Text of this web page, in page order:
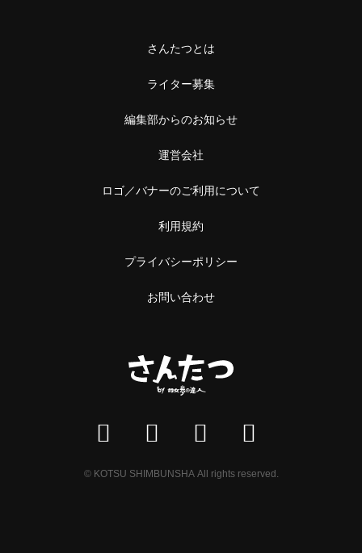
さんたつとは
ライター募集
編集部からのお知らせ
運営会社
ロゴ／バナーのご利用について
利用規約
プライバシーポリシー
お問い合わせ
© KOTSU SHIMBUNSHA All rights reserved.